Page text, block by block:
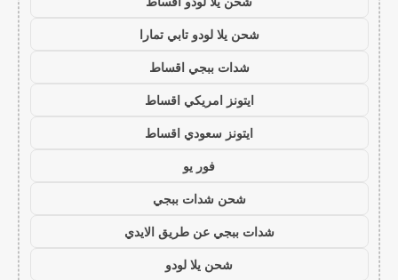
شحن يلا لودو تابي تمارا
شدات ببجي اقساط
ايتونز امريكي اقساط
ايتونز سعودي اقساط
فور يو
شحن شدات ببجي
شدات ببجي عن طريق الايدي
شحن يلا لودو